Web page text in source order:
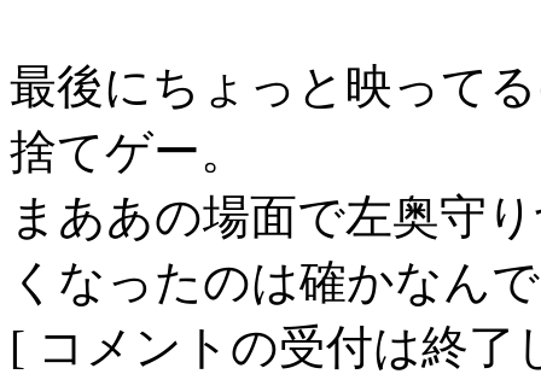
最後にちょっと映って
捨てゲー。
まああの場面で左奥守
くなったのは確かなん
[ コメントの受付は終了